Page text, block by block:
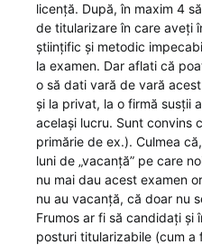
licență. După, în maxim 4
de titularizare în care aveți
științific și metodic
la examen. Dar aflati că
o să dati vară de vară
și la privat, la o firmă susții
același lucru. Sunt convins
primărie de ex.). Culmea
luni de „vacanță” pe care
nu mai dau acest examen
nu au vacanță, că doar nu
Frumos ar fi să candidați și
posturi titularizabile (cum a